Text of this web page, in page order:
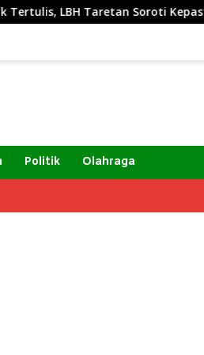
Soroti Kepastian Hukum
Politik Olahraga